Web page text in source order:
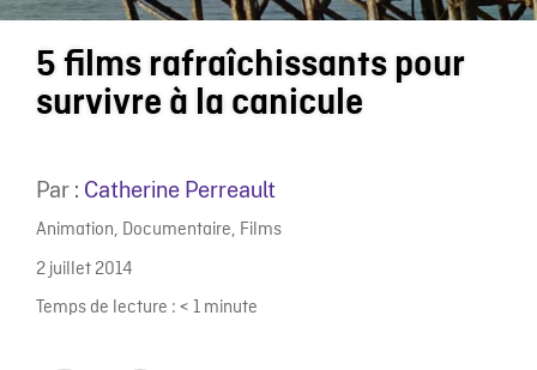
5 films rafraîchissants pour
survivre à la canicule
Par : Catherine Perreault
Animation, Documentaire, Films
2 juillet 2014
Temps de lecture : < 1 minute